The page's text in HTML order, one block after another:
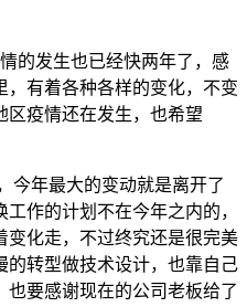
的发生也已经快两年了，感
，有着各种各样的变化，不变
区疫情还在发生，也希望
今年最大的变动就是离开了
作的计划不在今年之内的，
变化走，不过终究还是很完美
的转型做技术设计，也靠自己
要感谢现在的公司老板给了